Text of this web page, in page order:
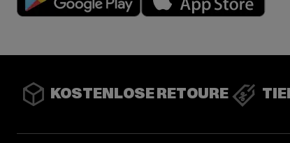
KOSTENLOSE RETOURE